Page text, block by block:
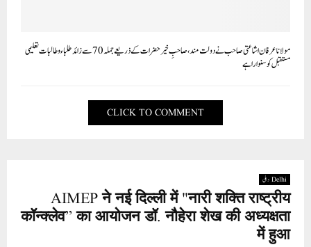
مولانا عرفان اشاعتی صاحب نے دولت مند،صاحبِ خیر حضرات کے ذریعے جملہ70سے زائد طلباء و طالبات تعلیمی
مستقبل کو سنوارا ہے
CLICK TO COMMENT
Delhi دہلی
AIMEP ने नई दिल्ली में "नारी शक्ति राष्ट्रीय
कॉन्क्लेव” का आयोजन डॉ. नौहेरा शेख की अध्यक्षता
में हुआ